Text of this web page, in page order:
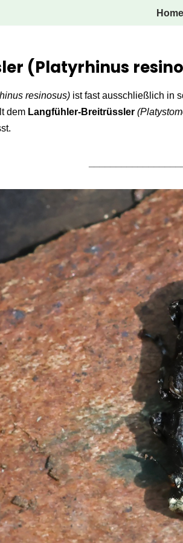
Home
(Platyrhinus
resinosus) ist fast ausschließlich in
dem Langfühler-Breitrüssler